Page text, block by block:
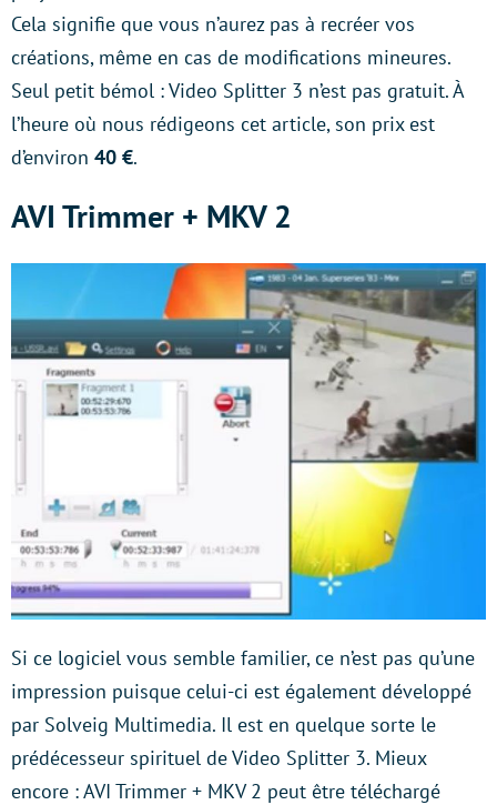
Cela signifie que vous n’aurez pas à recréer vos
créations, même en cas de modifications mineures.
Seul petit bémol : Video Splitter 3 n’est pas gratuit. À
l’heure où nous rédigeons cet article, son prix est
d’environ 40 €.
AVI Trimmer + MKV 2
Si ce logiciel vous semble familier, ce n’est pas qu’une
impression puisque celui-ci est également développé
par Solveig Multimedia. Il est en quelque sorte le
prédécesseur spirituel de Video Splitter 3. Mieux
encore : AVI Trimmer + MKV 2 peut être téléchargé